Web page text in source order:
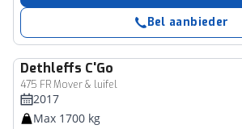
Bel aanbieder
Dethleffs C'Go
475 FR Mover & luifel
2017
Max 1700 kg